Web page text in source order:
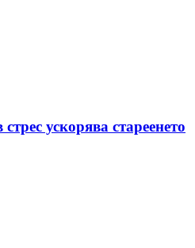
ускорява стареенето